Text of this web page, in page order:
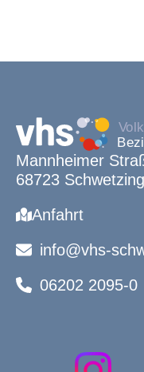
Mannheimer
68723
Anfahrt
info@vhs-
06202 2095-0